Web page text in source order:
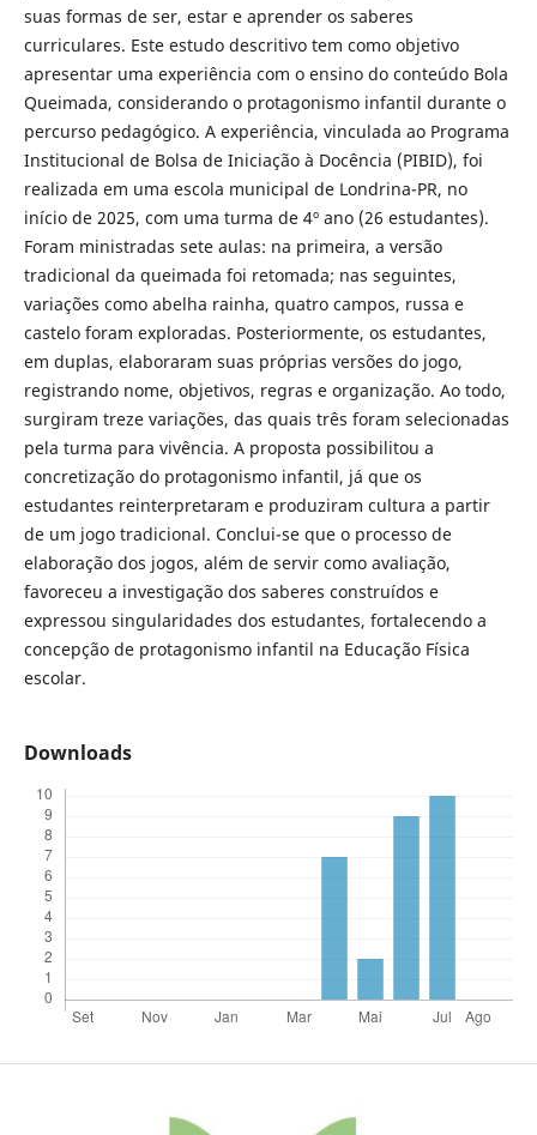
suas formas de ser, estar e aprender os saberes
curriculares. Este estudo descritivo tem como objetivo
apresentar uma experiência com o ensino do conteúdo Bola
Queimada, considerando o protagonismo infantil durante o
percurso pedagógico. A experiência, vinculada ao Programa
Institucional de Bolsa de Iniciação à Docência (PIBID), foi
realizada em uma escola municipal de Londrina-PR, no
início de 2025, com uma turma de 4º ano (26 estudantes).
Foram ministradas sete aulas: na primeira, a versão
tradicional da queimada foi retomada; nas seguintes,
variações como abelha rainha, quatro campos, russa e
castelo foram exploradas. Posteriormente, os estudantes,
em duplas, elaboraram suas próprias versões do jogo,
registrando nome, objetivos, regras e organização. Ao todo,
surgiram treze variações, das quais três foram selecionadas
pela turma para vivência. A proposta possibilitou a
concretização do protagonismo infantil, já que os
estudantes reinterpretaram e produziram cultura a partir
de um jogo tradicional. Conclui-se que o processo de
elaboração dos jogos, além de servir como avaliação,
favoreceu a investigação dos saberes construídos e
expressou singularidades dos estudantes, fortalecendo a
concepção de protagonismo infantil na Educação Física
escolar.
Downloads